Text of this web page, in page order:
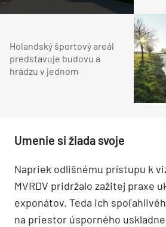
Holandský športový areál
predstavuje budovu a
hrádzu v jednom
Umenie si žiada svoje
Napriek odlišnému prístupu k
MVRDV pridržalo zažitej praxe
exponátov. Teda ich
na priestor úsporného